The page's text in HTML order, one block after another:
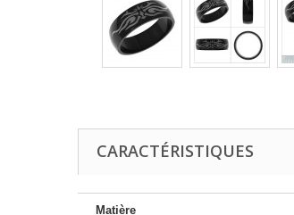
CARACTÉRISTIQUES
Matière